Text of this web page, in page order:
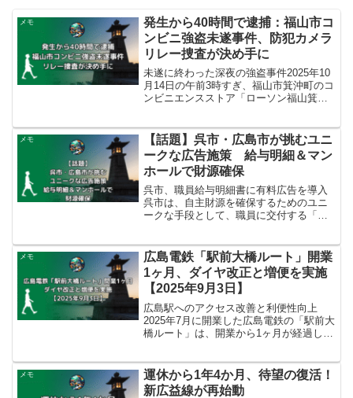
メモ
発生から40時間で逮捕：福山市コ
ンビニ強盗未遂事件、防犯カメラ
リレー捜査が決め手に
未遂に終わった深夜の強盗事件2025年10
月14日の午前3時すぎ、福山市箕沖町のコ
ンビニエンスストア「ローソン福山箕沖
にいた71歳の男性店員に対し、包丁のよ
うなものを...
メモ
【話題】呉市・広島市が挑むユニ
ークな広告施策 給与明細＆マン
ホールで財源確保
呉市、職員給与明細書に有料広告を導入
呉市は、自主財源を確保するためのユニ
ークな手段として、職員に交付する「給
これは全国的にも珍しい取り組みとされ
ています。広告媒体となる...
メモ
広島電鉄「駅前大橋ルート」開業
1ヶ月、ダイヤ改正と増便を実施
【2025年9月3日】
広島駅へのアクセス改善と利便性向上
2025年7月に開業した広島電鉄の「駅前大
橋ルート」は、開業から1ヶ月が経過し、
2025年9月3日、ダイヤ改正と増便を実施
しました。こ...
メモ
運休から1年4か月、待望の復活！
新広益線が再始動